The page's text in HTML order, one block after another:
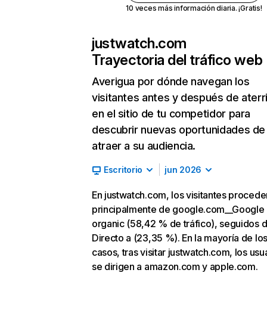
10 veces más información diaria. ¡Gratis!
justwatch.com
Trayectoria del tráfico web
Averigua por dónde navegan los
visitantes antes y después de
en el sitio de tu competidor para
descubrir nuevas oportunidades de
atraer a su audiencia.
Escritorio jun 2026
En justwatch.com, los visitantes
principalmente de google.com__Google
organic (58,42 % de tráfico), seguidos
Directo a (23,35 %). En la mayoría de los
casos, tras visitar justwatch.com, los
se dirigen a amazon.com y apple.com.